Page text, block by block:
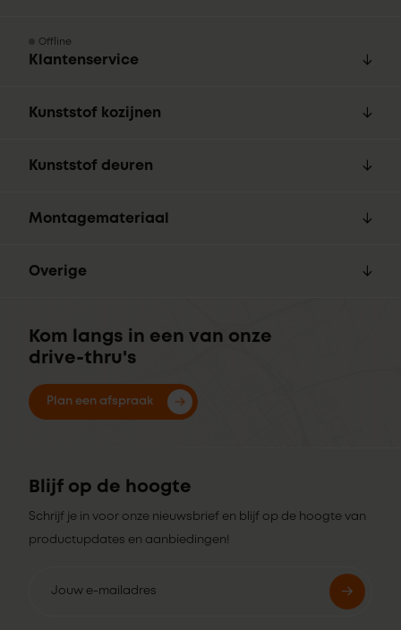
Offline
Klantenservice
Kunststof kozijnen
Kunststof deuren
Montagemateriaal
Overige
Kom langs in een van onze
drive-thru's
Plan een afspraak
Blijf op de hoogte
Schrijf je in voor onze nieuwsbrief en blijf op de hoogte van
productupdates en aanbiedingen!